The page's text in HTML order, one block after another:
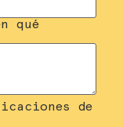
qué
de